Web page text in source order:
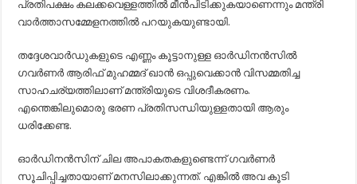
പ്രതിപക്ഷം കലക്കവെള്ളത്തില്‍ മീന്‍പിടിക്കുകയാണെന്നും മന്ത്രി
വാര്‍ത്താസമ്മേളനത്തില്‍ പറയുകയുണ്ടായി.
തദ്ദേശവാര്‍ഡുകളുടെ എണ്ണം കൂട്ടാനുള്ള ഓര്‍ഡിനന്‍സില്‍
ഗവര്‍ണര്‍ ആരിഫ് മുഹമ്മദ് ഖാന്‍ ഒപ്പുവെക്കാന്‍ വിസമ്മതിച്ച
സാഹചര്യത്തിലാണ് മന്ത്രിയുടെ വിശദീകരണം.
എന്തെങ്കിലുമൊരു ഭരണ പ്രതിസന്ധിയുള്ളതായി ആരും
ധരിക്കേണ്ട.
ഓര്‍ഡിനന്‍സിന് ചില അപാകതകളുണ്ടെന്ന് ഗവര്‍ണര്‍
സൂചിപ്പിച്ചതായാണ് മനസിലാക്കുന്നത്. എങ്കില്‍ അവ കൂടി